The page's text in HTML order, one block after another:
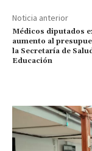
Noticia anterior
Médicos diputados
aumento al
la Secretaría de
Educación